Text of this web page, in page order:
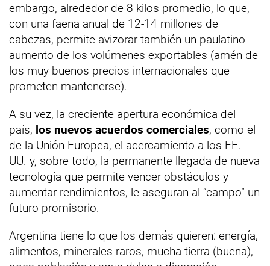
embargo, alrededor de 8 kilos promedio, lo que,
con una faena anual de 12-14 millones de
cabezas, permite avizorar también un paulatino
aumento de los volúmenes exportables (amén de
los muy buenos precios internacionales que
prometen mantenerse).
A su vez, la creciente apertura económica del
país, los nuevos acuerdos comerciales, como el
de la Unión Europea, el acercamiento a los EE.
UU. y, sobre todo, la permanente llegada de nueva
tecnología que permite vencer obstáculos y
aumentar rendimientos, le aseguran al “campo” un
futuro promisorio.
Argentina tiene lo que los demás quieren: energía,
alimentos, minerales raros, mucha tierra (buena),